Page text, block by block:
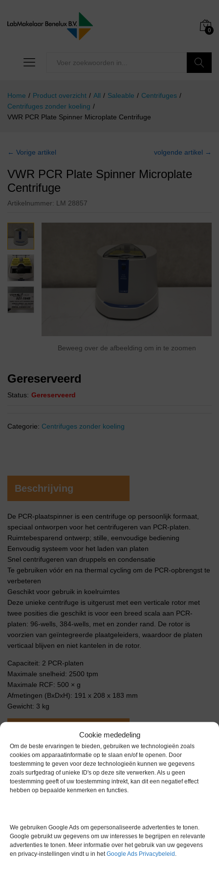
Cookie mededeling
Om de beste ervaringen te bieden, gebruiken we technologieën zoals
cookies om apparaatinformatie op te slaan en/of te openen. Door
toestemming te geven voor deze technologieën kunnen we gegevens
zoals surfgedrag of unieke ID's op deze site verwerken. Als u geen
toestemming geeft of uw toestemming intrekt, kan dit een negatief effect
hebben op bepaalde kenmerken en functies.
We gebruiken Google Ads om gepersonaliseerde advertenties te tonen.
Google gebruikt uw gegevens om uw interesses te begrijpen en relevante
advertenties te tonen. Meer informatie over het gebruik van uw gegevens
en privacy-instellingen vindt u in hetGoogle Ads Privacybeleid .
0
Home / Product overzicht / All / Saleable / Centrifuges /
Centrifuges zonder koeling /
VWR PCR Plate Spinner Microplate Centrifuge
← Vorige artikel volgende artikel →
VWR PCR Plate Spinner Microplate
Centrifuge
Artikelnummer: LM 28857
Beweeg over de afbeelding om in te zoomen
Gereserveerd
Status: Gereserveerd
Categorie: Centrifuges zonder koeling
Beschrijving
De PCR-plaatspinner is een centrifuge op persoonlijk formaat,
speciaal ontworpen voor het centrifugeren van PCR-platen.
Ruimtebesparend ontwerp; stille, eenvoudige bediening
Eenvoudig systeem voor het laden van platen
Snel centrifugeren van druppels en condensatie
Te gebruiken vóór en na thermal cycling om de PCR-opbrengst te
verbeteren
Geschikt voor gebruik in koelruimtes
Deze unieke centrifuge is uitgerust met een verticale rotor met
twee posities die geschikt is voor een breed scala aan PCR-
platen: 96-wells, 384-wells, met en zonder rand. De rotor is
voorzien van geïntegreerde plaatgeleiders, waardoor de platen
verticaal blijven en niet kantelen in de rotor.
Capaciteit: 2 PCR-platen
Maximale snelheid: 2500 tpm
Maximale RCF: 500 × g
Afmetingen (BxDxH): 191 x 208 x 183 mm
Gewicht: 3 kg
Extra informatie
Gewicht 0,0 kg
Gerelateerde producten